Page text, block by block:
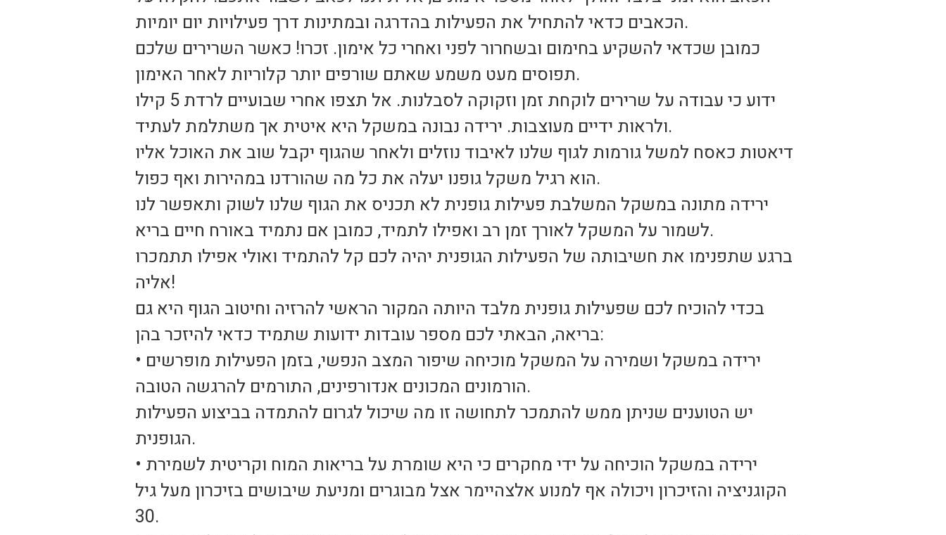
הכאבים כדאי להתחיל את הפעילות בהדרגה ובמתינות דרך פעילויות יום יומיות.
כמובן שכדאי להשקיע בחימום ובשחרור לפני ואחרי כל אימון. זכרו! כאשר השרירים שלכם
תפוסים מעט משמע שאתם שורפים יותר קלוריות לאחר האימון.
ידוע כי עבודה על שרירים לוקחת זמן וזקוקה לסבלנות. אל תצפו אחרי שבועיים לרדת 5 קילו
ולראות ידיים מעוצבות. ירידה נבונה במשקל היא איטית אך משתלמת לעתיד.
דיאטות כאסח למשל גורמות לגוף שלנו לאיבוד נוזלים ולאחר שהגוף יקבל שוב את האוכל אליו
הוא רגיל משקל גופנו יעלה את כל מה שהורדנו במהירות ואף כפול.
ירידה מתונה במשקל המשלבת פעילות גופנית לא תכניס את הגוף שלנו לשוק ותאפשר לנו
לשמור על המשקל לאורך זמן רב ואפילו לתמיד, כמובן אם נתמיד באורח חיים בריא.
ברגע שתפנימו את חשיבותה של הפעילות הגופנית יהיה לכם קל להתמיד ואולי אפילו תתמכרו
אליה!
בכדי להוכיח לכם שפעילות גופנית מלבד היותה המקור הראשי להרזיה וחיטוב הגוף היא גם
בריאה, הבאתי לכם מספר עובדות ידועות שתמיד כדאי להיזכר בהן:
• ירידה במשקל ושמירה על המשקל מוכיחה שיפור המצב הנפשי, בזמן הפעילות מופרשים
הורמונים המכונים אנדורפינים, התורמים להרגשה הטובה.
יש הטוענים שניתן ממש להתמכר לתחושה זו מה שיכול לגרום להתמדה בביצוע הפעילות
הגופנית.
• ירידה במשקל הוכיחה על ידי מחקרים כי היא שומרת על בריאות המוח וקריטית לשמירת
הקוגניציה והזיכרון ויכולה אף למנוע אלצהיימר אצל מבוגרים ומניעת שיבושים בזיכרון מעל גיל
30.